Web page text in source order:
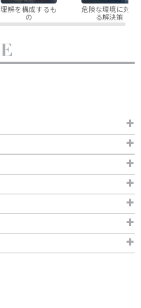
理解を構成するも
の
危険な環境に対す
る解決策